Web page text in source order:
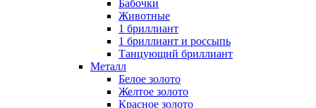
Бабочки
Животные
1 бриллиант
1 бриллиант и россыпь
Танцующий бриллиант
Металл
Белое золото
Желтое золото
Красное золото